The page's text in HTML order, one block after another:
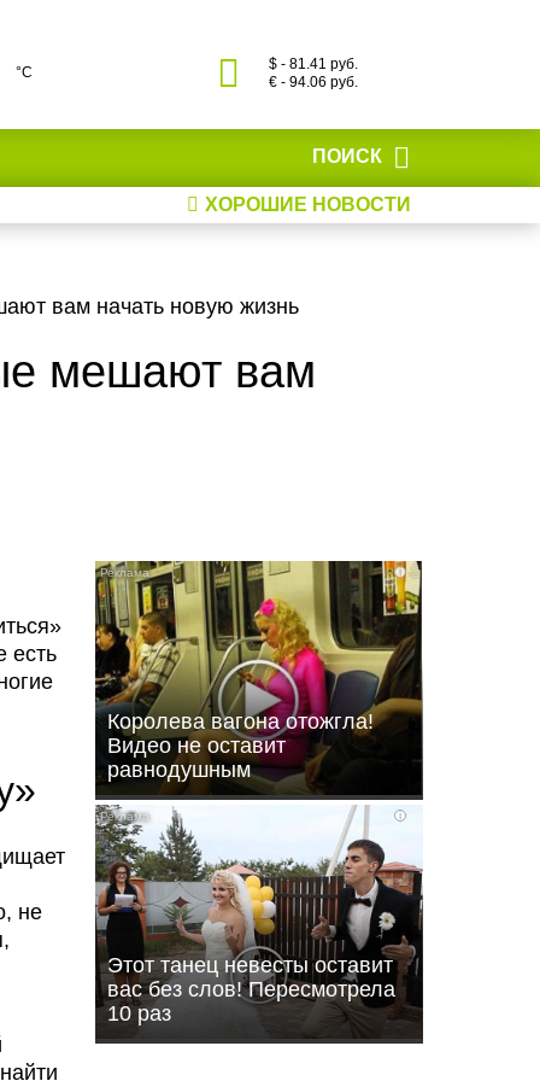
°С
$ - 81.41 руб.
€ - 94.06 руб.
ПОИСК
ХОРОШИЕ НОВОСТИ
вам начать новую жизнь
мешают вам
есть
не
i
Королева вагона отожгла!
Видео не оставит
равнодушным
i
Этот танец невесты оставит
вас без слов! Пересмотрела
10 раз